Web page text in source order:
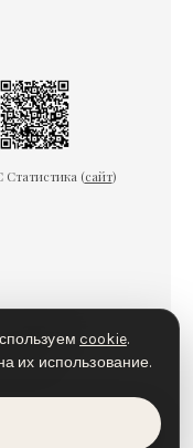
Статистика (сайт)
cookie.
их использование.